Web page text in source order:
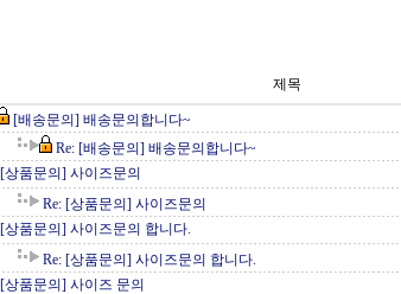
제목
[배송문의] 배송문의합니다~
Re: [배송문의] 배송문의합니다~
[상품문의] 사이즈문의
Re: [상품문의] 사이즈문의
[상품문의] 사이즈문의 합니다.
Re: [상품문의] 사이즈문의 합니다.
[상품문의] 사이즈 문의